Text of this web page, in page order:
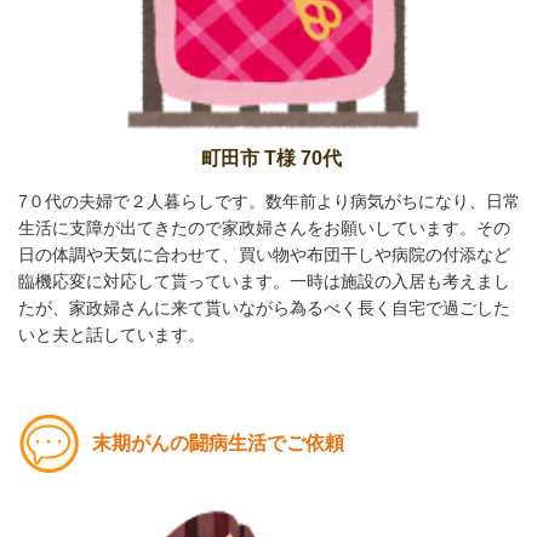
町田市 T様 70代
7０代の夫婦で２人暮らしです。数年前より病気がちになり、日常
生活に支障が出てきたので家政婦さんをお願いしています。その
日の体調や天気に合わせて、買い物や布団干しや病院の付添など
臨機応変に対応して貰っています。一時は施設の入居も考えまし
たが、家政婦さんに来て貰いながら為るべく長く自宅で過ごした
いと夫と話しています。
末期がんの闘病生活でご依頼